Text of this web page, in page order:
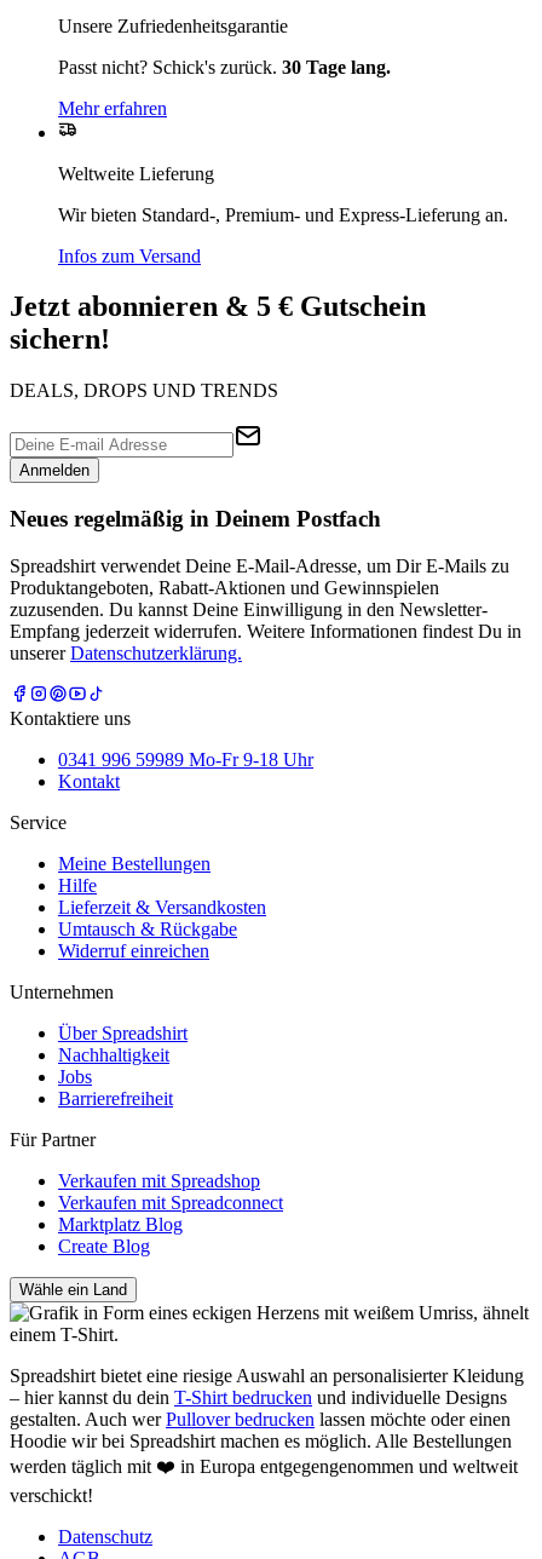
Unsere Zufriedenheitsgarantie
Passt nicht? Schick's zurück. 30 Tage lang.
Mehr erfahren
Weltweite Lieferung
Wir bieten Standard-, Premium- und Express-Lieferung an.
Infos zum Versand
Jetzt abonnieren & 5 € Gutschein
sichern!
DEALS, DROPS UND TRENDS
Anmelden
Neues regelmäßig in Deinem Postfach
Spreadshirt verwendet Deine E-Mail-Adresse, um Dir E-Mails zu
Produktangeboten, Rabatt-Aktionen und Gewinnspielen
zuzusenden. Du kannst Deine Einwilligung in den Newsletter-
Empfang jederzeit widerrufen. Weitere Informationen findest Du in
unsererDatenschutzerklärung.
Kontaktiere uns
0341 996 59989 Mo-Fr 9-18 Uhr
Kontakt
Service
Meine Bestellungen
Hilfe
Lieferzeit & Versandkosten
Umtausch & Rückgabe
Widerruf einreichen
Unternehmen
Über Spreadshirt
Nachhaltigkeit
Jobs
Barrierefreiheit
Für Partner
Verkaufen mit Spreadshop
Verkaufen mit Spreadconnect
Marktplatz Blog
Create Blog
Wähle ein Land
Spreadshirt bietet eine riesige Auswahl an personalisierter Kleidung
– hier kannst du dein T-Shirt bedrucken und individuelle Designs
gestalten. Auch werPullover bedrucken lassen möchte oder einen
Hoodie wir bei Spreadshirt machen es möglich. Alle Bestellungen
werden täglich mit ❤️ in Europa entgegengenommen und weltweit
verschickt!
Datenschutz